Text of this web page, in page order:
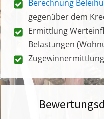
Berechnung
gegenüber dem
Ermittlung
Belastungen